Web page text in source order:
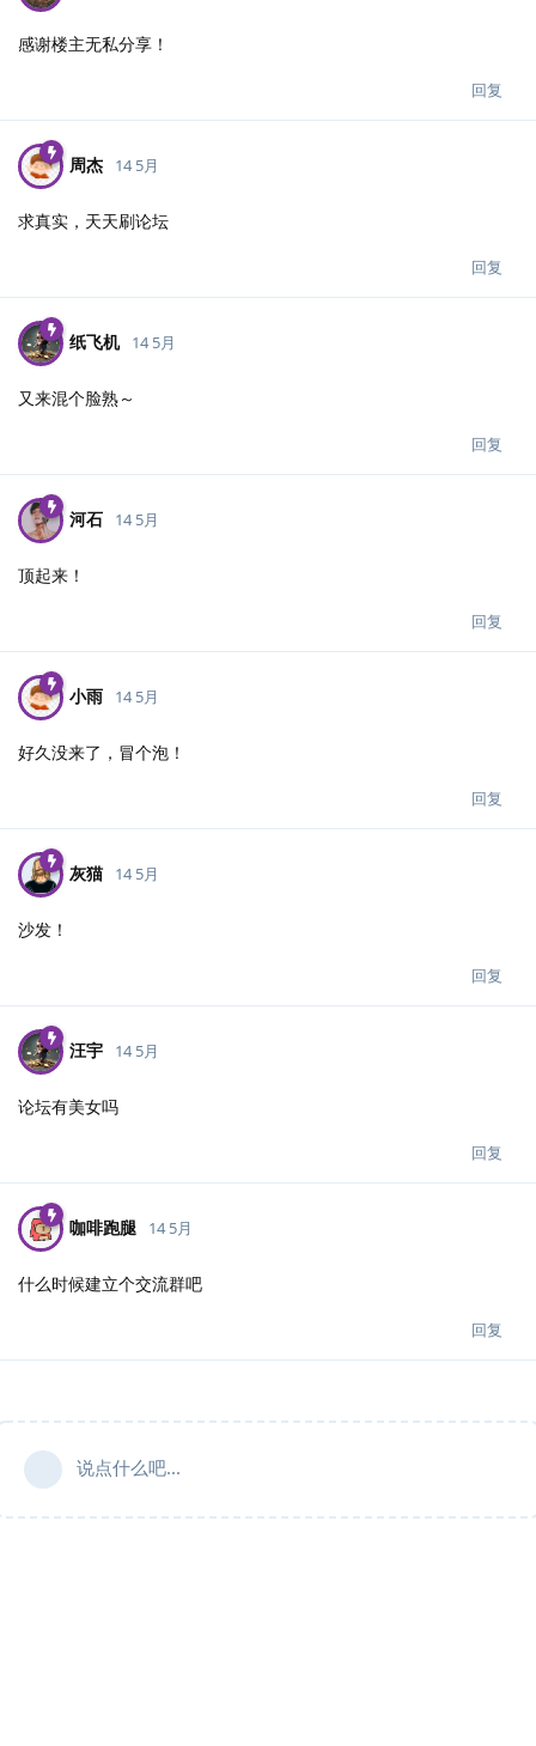
感谢楼主无私分享！
回复
周杰 14 5月
求真实，天天刷论坛
回复
纸飞机 14 5月
又来混个脸熟～
回复
河石 14 5月
顶起来！
回复
小雨 14 5月
好久没来了，冒个泡！
回复
灰猫 14 5月
沙发！
回复
汪宇 14 5月
论坛有美女吗
回复
咖啡跑腿 14 5月
什么时候建立个交流群吧
回复
说点什么吧...